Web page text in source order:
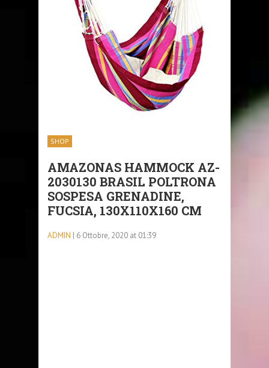
SHOP
AMAZONAS HAMMOCK AZ-
2030130 BRASIL POLTRONA
SOSPESA GRENADINE,
FUCSIA, 130X110X160 CM
ADMIN | 6 Ottobre, 2020 at 01:39